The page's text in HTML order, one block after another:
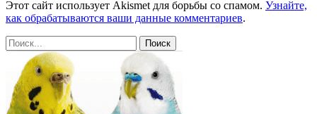
Этот сайт использует Akismet для борьбы со спамом. Узнайте,
как обрабатываются ваши данные комментариев.